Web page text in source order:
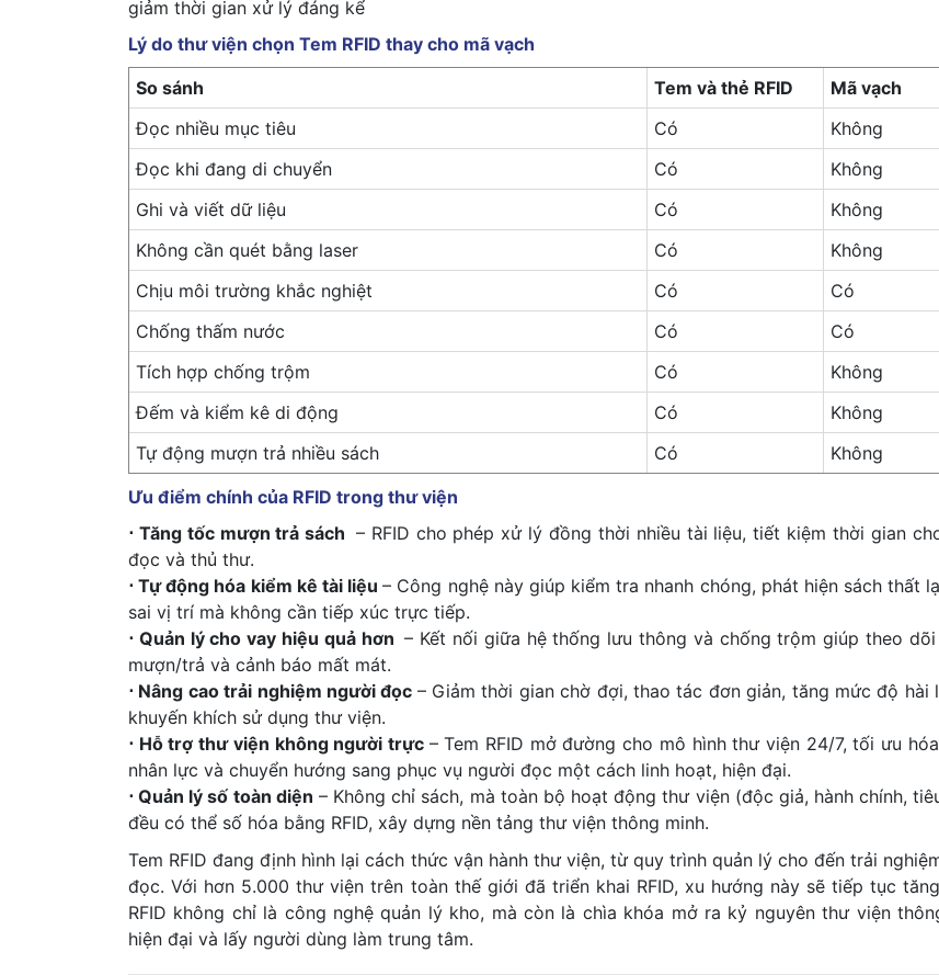
giảm thời gian xử lý đáng kể
Lý do thư viện chọn Tem RFID thay cho mã vạch
So sánh
Tem và thẻ RFID
Mã vạch
Đọc nhiều mục tiêu
Có
Không
Đọc khi đang di chuyển
Có
Không
Ghi và viết dữ liệu
Có
Không
Không cần quét bằng laser
Có
Không
Chịu môi trường khắc nghiệt
Có
Có
Chống thấm nước
Có
Có
Tích hợp chống trộm
Có
Không
Đếm và kiểm kê di động
Có
Không
Tự động mượn trả nhiều sách
Có
Không
Ưu điểm chính của RFID trong thư viện
⋅ Tăng tốc mượn trả sách – RFID cho phép xử lý đồng thời nhiều tài liệu, tiết kiệm thời gian
đọc và thủ thư.
⋅ Tự động hóa kiểm kê tài liệu– Công nghệ này giúp kiểm tra nhanh chóng, phát hiện sách thất
sai vị trí mà không cần tiếp xúc trực tiếp.
⋅ Quản lý cho vay hiệu quả hơn– Kết nối giữa hệ thống lưu thông và chống trộm giúp theo
mượn/trả và cảnh báo mất mát.
⋅ Nâng cao trải nghiệm người đọc – Giảm thời gian chờ đợi, thao tác đơn giản, tăng mức độ hài
khuyến khích sử dụng thư viện.
⋅ Hỗ trợ thư viện không người trực – Tem RFID mở đường cho mô hình thư viện 24/7, tối ưu
nhân lực và chuyển hướng sang phục vụ người đọc một cách linh hoạt, hiện đại.
⋅ Quản lý số toàn diện – Không chỉ sách, mà toàn bộ hoạt động thư viện (độc giả, hành chính,
đều có thể số hóa bằng RFID, xây dựng nền tảng thư viện thông minh.
Tem RFID đang định hình lại cách thức vận hành thư viện, từ quy trình quản lý cho đến trải
đọc. Với hơn 5.000 thư viện trên toàn thế giới đã triển khai RFID, xu hướng này sẽ tiếp tục
RFID không chỉ là công nghệ quản lý kho, mà còn là chìa khóa mở ra kỷ nguyên thư viện
hiện đại và lấy người dùng làm trung tâm.